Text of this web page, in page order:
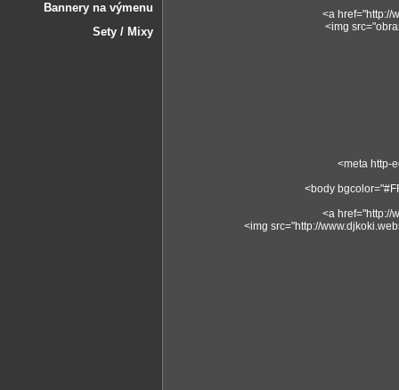
Bannery na výmenu
Sety / Mixy
<a href="http://
<img
<meta http-
<body
<a href="http://
<img src="http://